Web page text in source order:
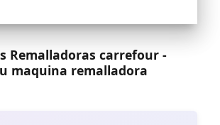
para cortar y sobrecoser
y otras piezas cilíndricas. Esta
facilita el proceso de costura y
obtener resultados precisos en
Remalladoras carrefour -
maquina remalladora